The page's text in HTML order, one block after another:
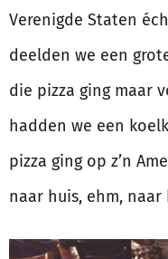
Verenigde Staten
deelden we een
die pizza ging maar
hadden we een
pizza ging op z’n
naar huis, ehm,